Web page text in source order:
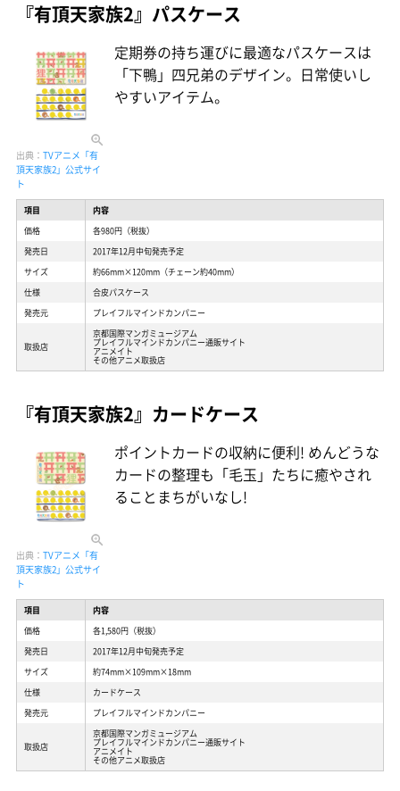
『有頂天家族2』パスケース
出典： TVアニメ「有
頂天家族2」公式サイ
ト
定期券の持ち運びに最適なパスケースは
「下鴨」四兄弟のデザイン。日常使いし
やすいアイテム。
項目
内容
価格
各980円（税抜）
発売日
2017年12月中旬発売予定
サイズ
約66mm×120mm（チェーン約40mm）
仕様
合皮パスケース
発売元
プレイフルマインドカンパニー
取扱店
京都国際マンガミュージアム
プレイフルマインドカンパニー通販サイト
アニメイト
その他アニメ取扱店
『有頂天家族2』カードケース
出典： TVアニメ「有
頂天家族2」公式サイ
ト
ポイントカードの収納に便利! めんどうな
カードの整理も「毛玉」たちに癒やされ
ることまちがいなし!
項目
内容
価格
各1,580円（税抜）
発売日
2017年12月中旬発売予定
サイズ
約74mm×109mm×18mm
仕様
カードケース
発売元
プレイフルマインドカンパニー
取扱店
京都国際マンガミュージアム
プレイフルマインドカンパニー通販サイト
アニメイト
その他アニメ取扱店